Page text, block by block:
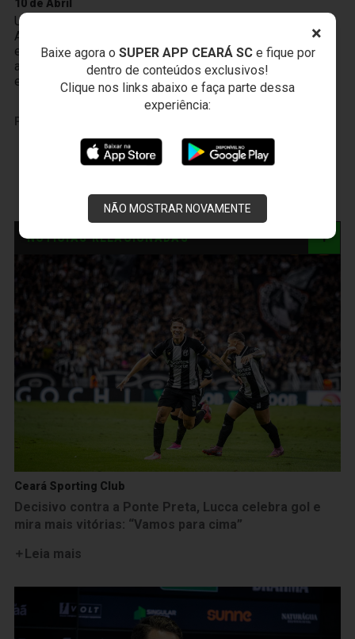
×
Baixe agora o SUPER APP CEARÁ SCe fique por
dentro de conteúdos exclusivos!
Clique nos links abaixo e faça parte dessa
experiência:
NÃO MOSTRAR NOVAMENTE
10 de Abril
Um novo produto chegou à Vozão TV! O PodFalar,
Alvinegro, podcast oficial do Ceará SC. No terceiro
episódio, os atletas João Gabriel e Melk comentam sobre
a transição da base ao profissional, a integração existente
entre Cidade Vozão e Porangabuçu e o m
PUBLICIDADE
NOTÍCIAS RELACIONADAS
Ceará Sporting Club
Decisivo contra a Ponte Preta, Lucca celebra gol e
mira mais vitórias: “Vamos para cima”
Leia mais